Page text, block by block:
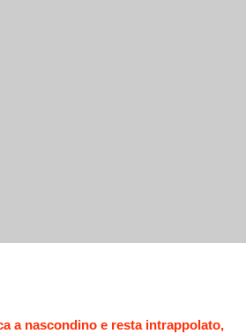
a nascondino e resta intrappolato,